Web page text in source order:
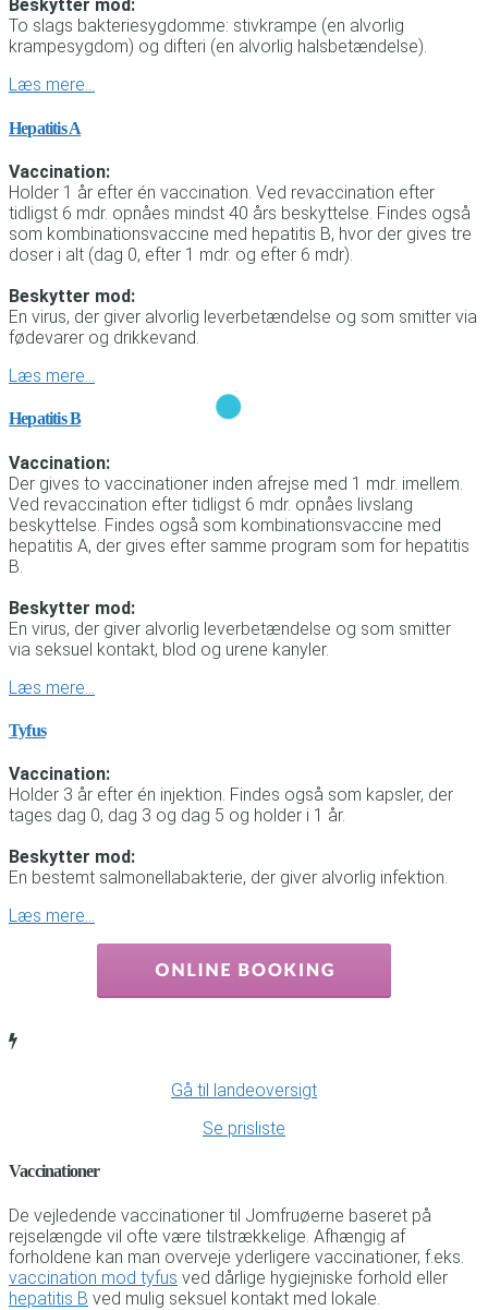
Beskytter mod:
To slags bakteriesygdomme: stivkrampe (en alvorlig
krampesygdom) og difteri (en alvorlig halsbetændelse).
Læs mere…
Hepatitis A
Vaccination:
Holder 1 år efter én vaccination. Ved revaccination efter
tidligst 6 mdr. opnåes mindst 40 års beskyttelse. Findes også
som kombinationsvaccine med hepatitis B, hvor der gives tre
doser i alt (dag 0, efter 1 mdr. og efter 6 mdr).
Beskytter mod:
En virus, der giver alvorlig leverbetændelse og som smitter via
fødevarer og drikkevand.
Læs mere…
Hepatitis B
Vaccination:
Der gives to vaccinationer inden afrejse med 1 mdr. imellem.
Ved revaccination efter tidligst 6 mdr. opnåes livslang
beskyttelse. Findes også som kombinationsvaccine med
hepatitis A, der gives efter samme program som for hepatitis
B.
Beskytter mod:
En virus, der giver alvorlig leverbetændelse og som smitter
via seksuel kontakt, blod og urene kanyler.
Læs mere…
Tyfus
Vaccination:
Holder 3 år efter én injektion. Findes også som kapsler, der
tages dag 0, dag 3 og dag 5 og holder i 1 år.
Beskytter mod:
En bestemt salmonellabakterie, der giver alvorlig infektion.
Læs mere…
Gå til landeoversigt
Se prisliste
Vaccinationer
De vejledende vaccinationer til Jomfruøerne baseret på
rejselængde vil ofte være tilstrækkelige. Afhængig af
forholdene kan man overveje yderligere vaccinationer, f.eks.
vaccination mod tyfus ved dårlige hygiejniske forhold eller
hepatitis B ved mulig seksuel kontakt med lokale.